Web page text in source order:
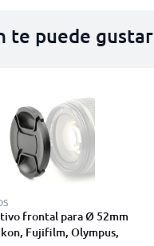
te puede gustar
frontal para Ø 52mm
Fujifilm, Olympus,